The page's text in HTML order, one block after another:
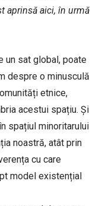
aprinsă aici, în urmă
un sat global, poate
despre o minusculă
etnice,
acestui spațiu. Și
spațiul minoritarului
noastră, atât prin
cu care
model existențial